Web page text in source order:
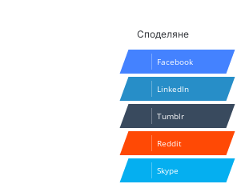
Споделяне
Facebook
LinkedIn
Tumblr
Reddit
Skype